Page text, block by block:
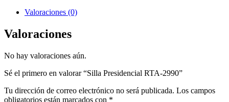
Valoraciones (0)
Valoraciones
No hay valoraciones aún.
Sé el primero en valorar “Silla Presidencial RTA-2990”
Tu dirección de correo electrónico no será publicada. Los campos
obligatorios están marcados con *